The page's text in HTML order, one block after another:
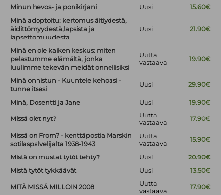
Minun hevos- ja ponikirjani Uusi
15.60€
Minä adoptoitu: kertomus äitiydestä,
äidittömyydestä,lapsista ja
lapsettomuudesta
Uusi 21.90€
Minä en ole kaiken keskus: miten
pelastumme elämältä, jonka
luulimme tekevän meidät onnellisiksi
Uutta
vastaava
19.90€
Minä onnistun - Kuuntele kehoasi -
tunne itsesi
Uusi 29.90€
Minä, Dosentti ja Jane Uusi 19.90€
Missä olet nyt?
Uutta
vastaava
17.90€
Missä on From? - kenttäpostia Marskin
sotilaspalvelijalta 1938-1943
Uutta
vastaava
15.90€
Mistä on mustat tytöt tehty? Uusi
20.90€
Mistä tytöt tykkäävät
Uusi 13.50€
MITÄ MISSÄ MILLOIN 2008
Uutta
vastaava
17.90€